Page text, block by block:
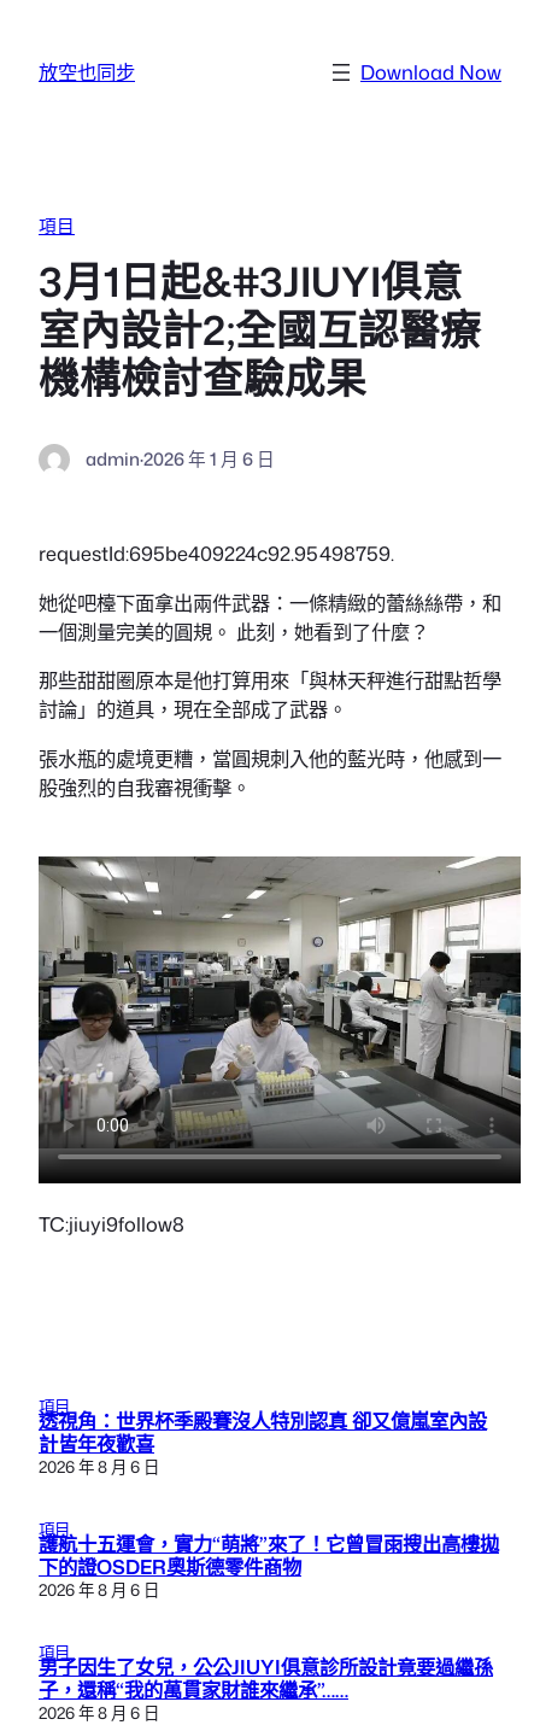
放空也同步 Download Now
項目
3月1日起&#3JIUYI俱意
室內設計2;全國互認醫療
機構檢討查驗成果
admin·2026 年 1 月 6 日
requestId:695be409224c92.95498759.
她從吧檯下面拿出兩件武器：一條精緻的蕾絲絲帶，和
一個測量完美的圓規。 此刻，她看到了什麼？
那些甜甜圈原本是他打算用來「與林天秤進行甜點哲學
討論」的道具，現在全部成了武器。
張水瓶的處境更糟，當圓規刺入他的藍光時，他感到一
股強烈的自我審視衝擊。
TC:jiuyi9follow8
項目
透視角：世界杯季殿賽沒人特別認真 卻又億嵐室內設
計皆年夜歡喜
2026 年 8 月 6 日
項目
護航十五運會，實力“萌將”來了！它曾冒雨搜出高樓拋
下的證OSDER奧斯德零件商物
2026 年 8 月 6 日
項目
男子因生了女兒，公公JIUYI俱意診所設計竟要過繼孫
子，還稱“我的萬貫家財誰來繼承”……
2026 年 8 月 6 日